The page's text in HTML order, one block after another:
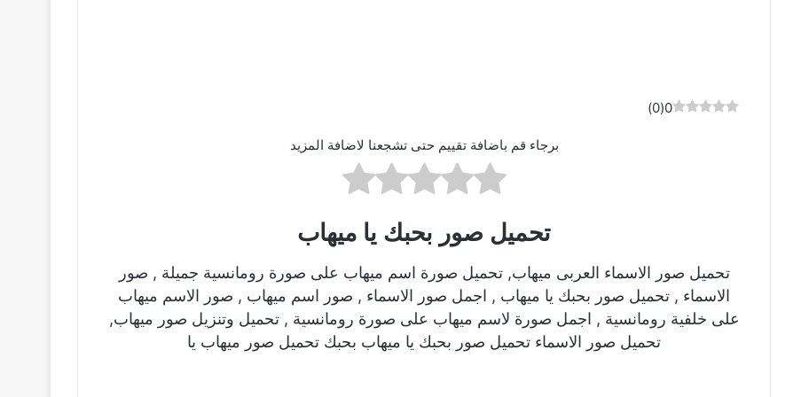
0
(
0
)
برجاء قم باضافة تقييم حتى تشجعنا لاضافة المزيد
تحميل صور بحبك يا ميهاب
تحميل صور الاسماء العربى ميهاب, تحميل صورة اسم ميهاب على صورة رومانسية جميلة , صور
الاسماء , تحميل صور بحبك يا ميهاب , اجمل صور الاسماء , صور اسم ميهاب , صور الاسم ميهاب
على خلفية رومانسية , اجمل صورة لاسم ميهاب على صورة رومانسية , تحميل وتنزيل صور ميهاب,
تحميل صور الاسماء تحميل صور بحبك يا ميهاب بحبك تحميل صور ميهاب يا